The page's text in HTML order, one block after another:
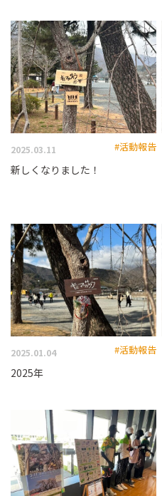
2025.03.11 #活動報告
新しくなりました！
2025.01.04 #活動報告
2025年